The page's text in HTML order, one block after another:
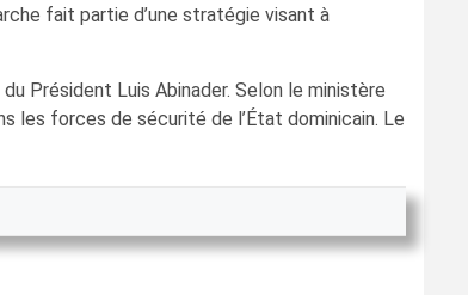
fait partie d’une stratégie visant à
Président Luis Abinader. Selon le ministère
les forces de sécurité de l’État dominicain. Le